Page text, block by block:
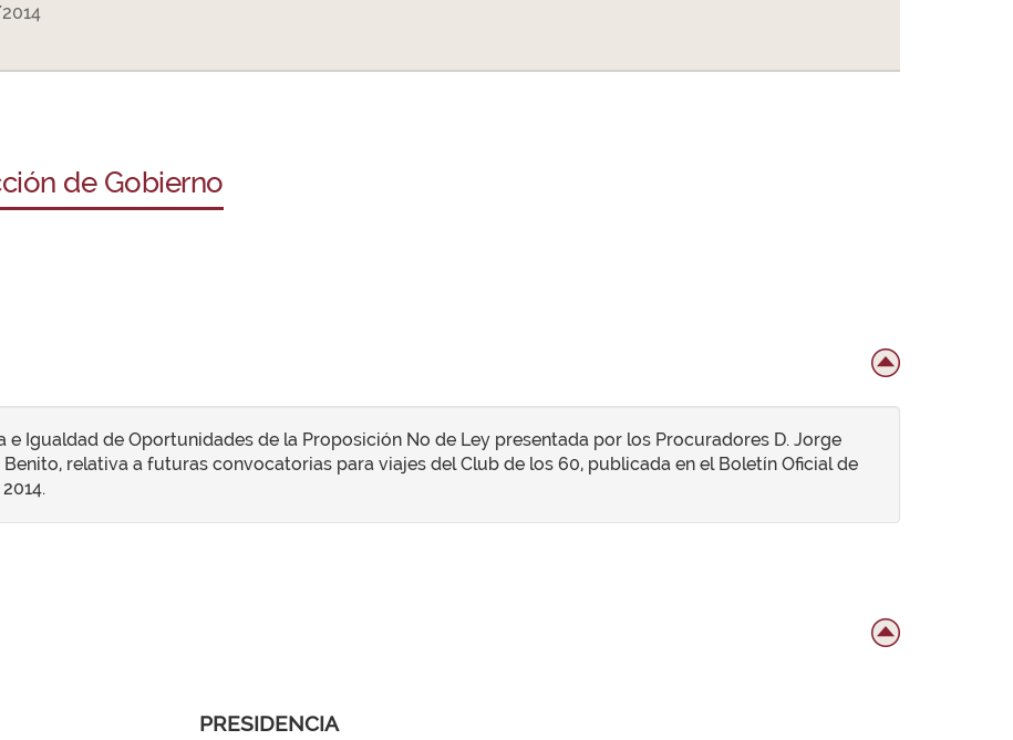
de Gobierno
e Igualdad de Oportunidades de la Proposición No de Ley presentada por los Procuradores D. Jorge
Benito, relativa a futuras convocatorias para viajes del Club de los 60, publicada en el Boletín Oficial de
PRESIDENCIA